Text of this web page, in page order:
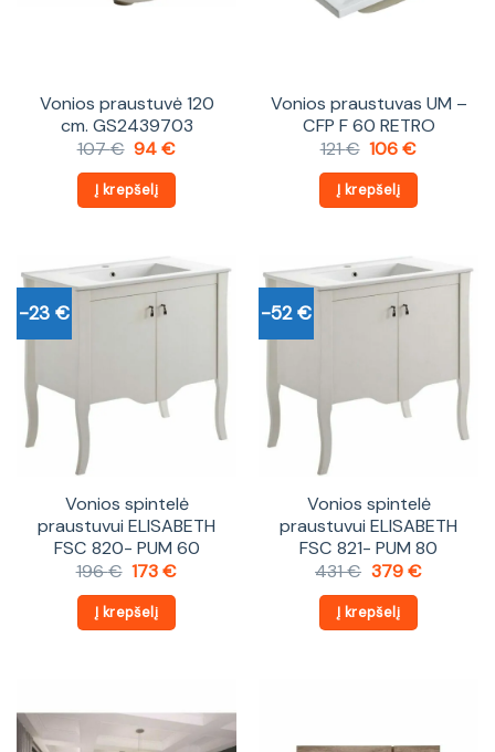
Vonios praustuvė 120
cm. GS2439703
107€ Original
was:
107 €.
94€Current
is:
94 €.
Į krepšelį
Vonios praustuvas UM –
CFP F 60 RETRO
121€ Original
was:
121 €.
106€Current
is:
106 €.
Į krepšelį
-23 €
Vonios spintelė
praustuvui ELISABETH
FSC 820- PUM 60
196€ Original
was:
196 €.
173€Current
Į krepšelį
-52 €
Vonios spintelė
praustuvui ELISABETH
FSC 821- PUM 80
431€ Original
was:
431 €.
379€Current
Į krepšelį